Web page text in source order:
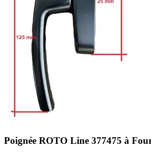
Poignée ROTO Line 377475 à